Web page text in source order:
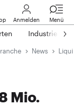
Anmelden Menü
Industrie
News
Mio.